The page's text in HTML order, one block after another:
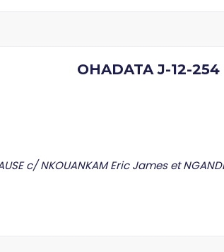
OHADATA J-12-254
c/ NKOUANKAM Eric James et